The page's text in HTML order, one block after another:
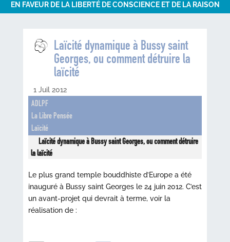
EN FAVEUR DE LA LIBERTÉ DE CONSCIENCE ET DE LA RAISON
Laïcité dynamique à Bussy saint
Georges, ou comment détruire la
laïcité
1 Juil 2012
ADLPF
La Libre Pensée
Laïcité
Laïcité dynamique à Bussy saint Georges, ou comment détruire
la laïcité
Le plus grand temple bouddhiste d’Europe a été
inauguré à Bussy saint Georges le 24 juin 2012. C’est
un avant-projet qui devrait à terme, voir la
réalisation de :